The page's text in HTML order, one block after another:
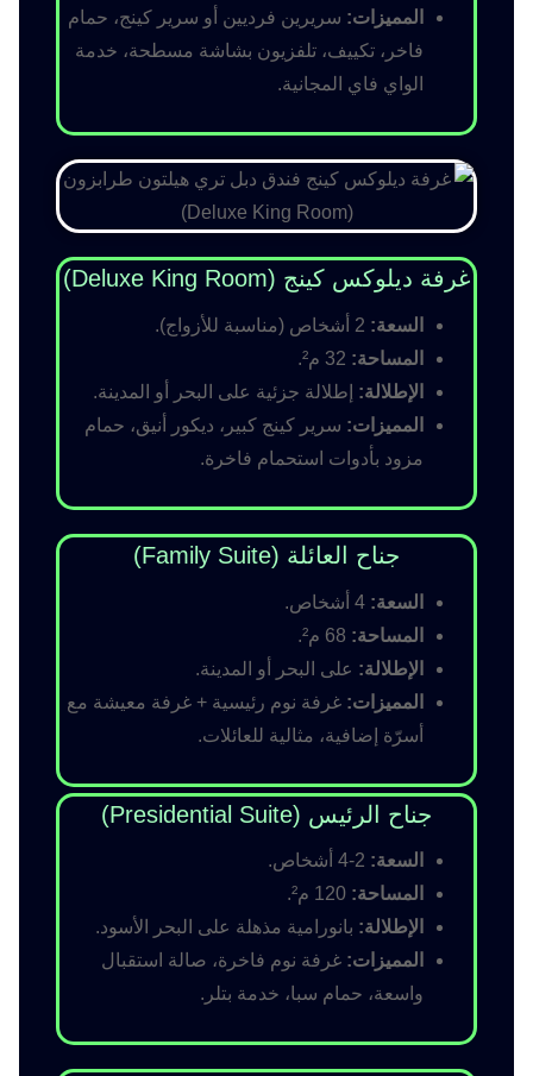
المميزات: سريرين فرديين أو سرير كينج، حمام
فاخر، تكييف، تلفزيون بشاشة مسطحة، خدمة
الواي فاي المجانية.
غرفة ديلوكس كينج (Deluxe King Room)
السعة:
المساحة:
الإطلالة: إطلالة جزئية على البحر أو المدينة.
المميزات: سرير كينج كبير، ديكور أنيق، حمام
مزود بأدوات استحمام فاخرة.
جناح العائلة (Family Suite)
السعة:
المساحة:
الإطلالة: على البحر أو المدينة.
المميزات: غرفة نوم رئيسية + غرفة معيشة مع
أسرّة إضافية، مثالية للعائلات.
جناح الرئيس (Presidential Suite)
السعة:
المساحة:
الإطلالة: بانورامية مذهلة على البحر الأسود.
المميزات: غرفة نوم فاخرة، صالة استقبال
واسعة، حمام سبا، خدمة بتلر.